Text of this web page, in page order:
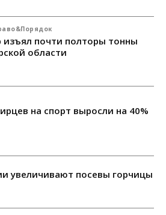
изъял почти полторы тонны
области
на спорт выросли на 40%
увеличивают посевы горчицы